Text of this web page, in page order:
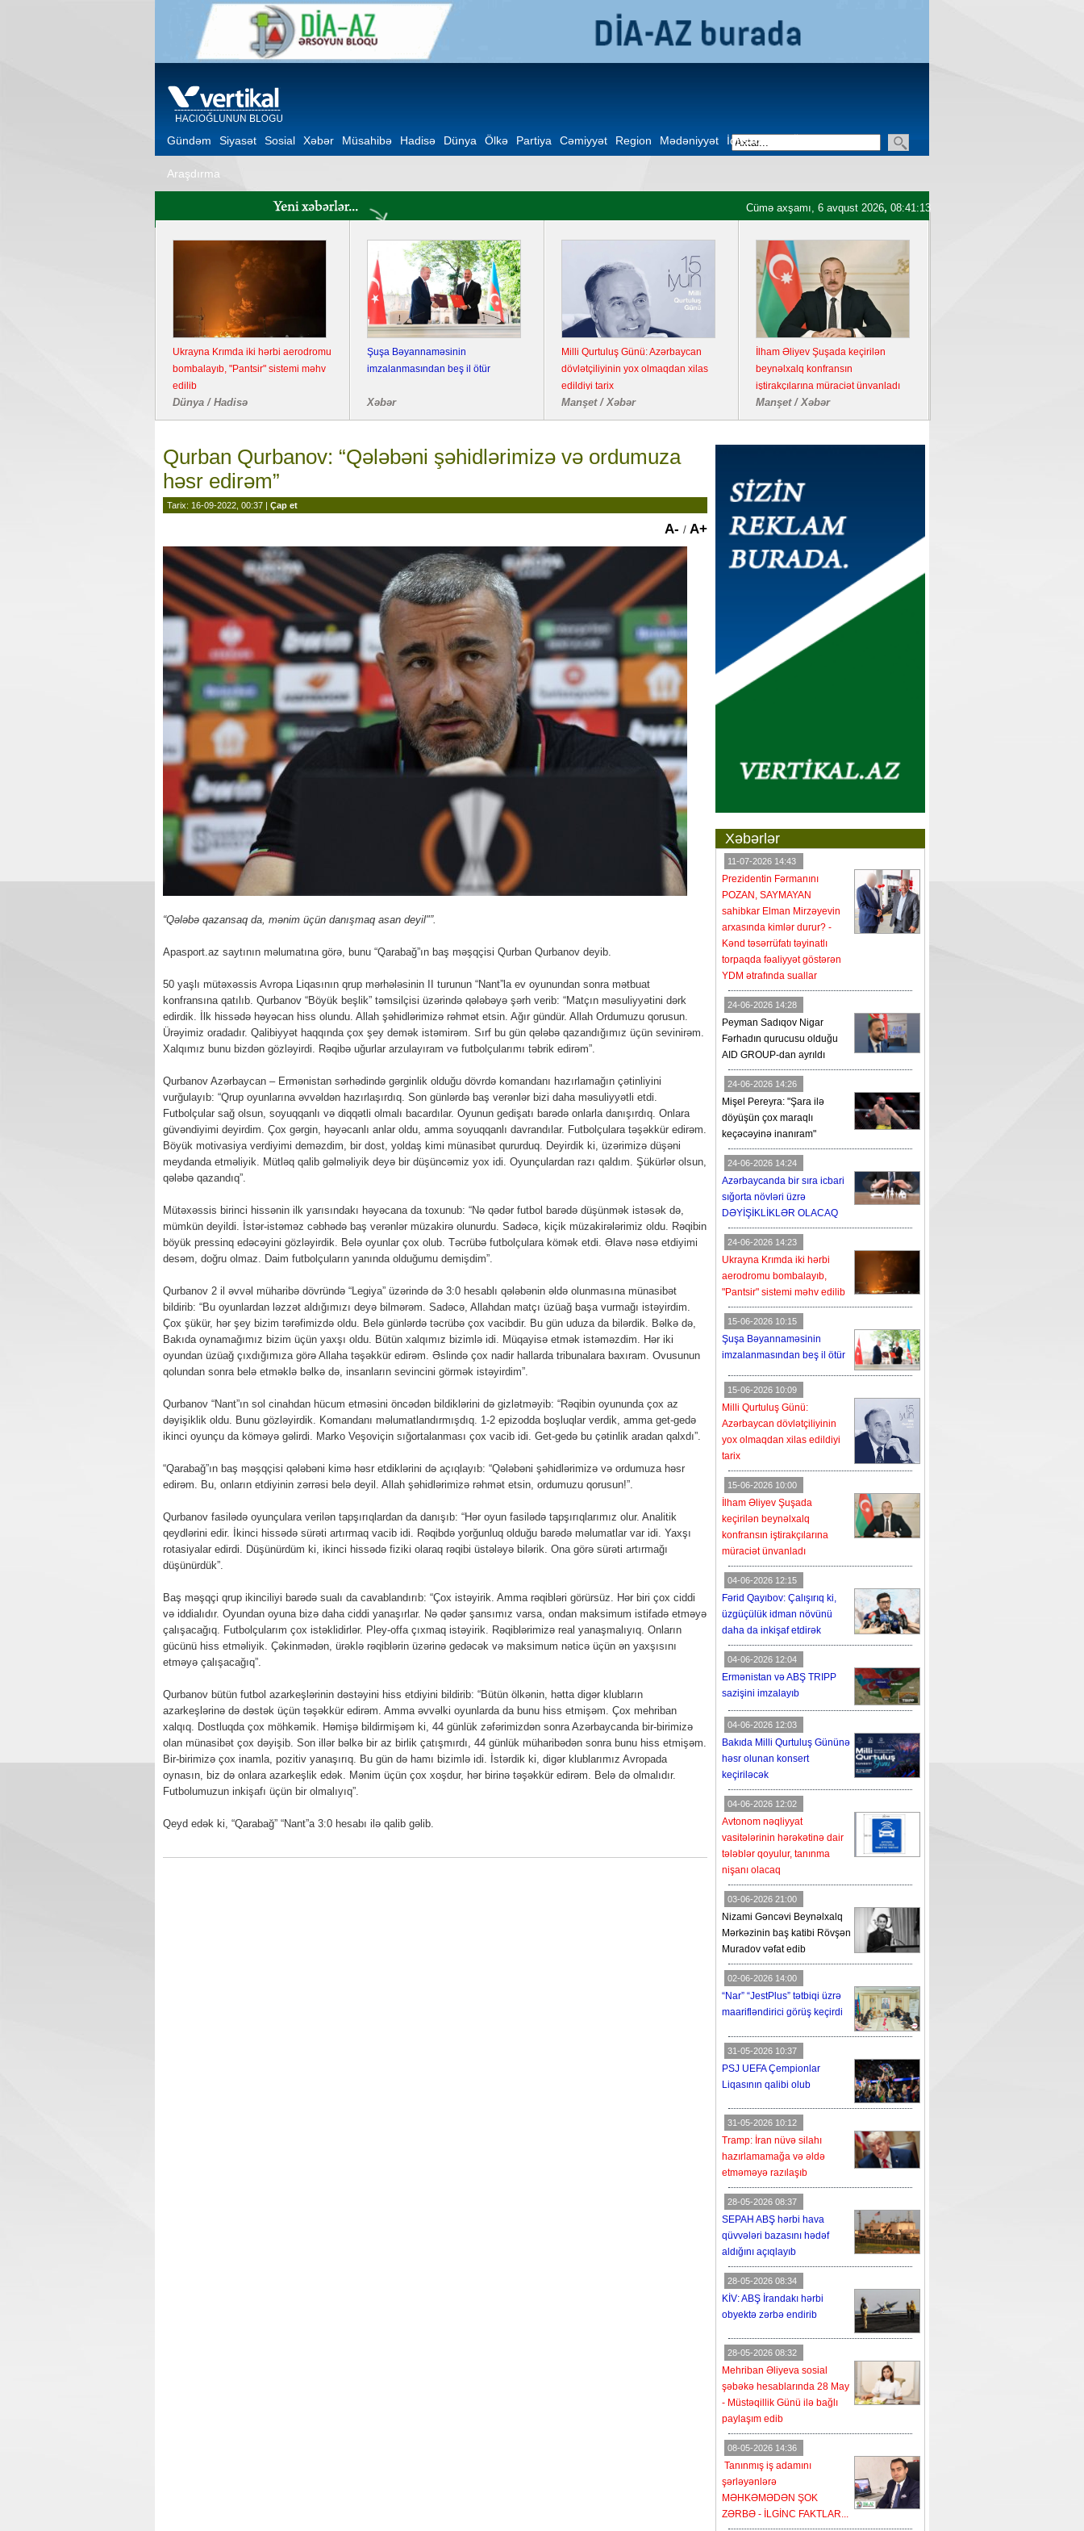
Gündəm Siyasət Sosial Xəbər Müsahibə Hadisə Dünya Ölkə Partiya Cəmiyyət Region Mədəniyyət İqtisadiyyat
Araşdırma
Cümə axşamı, 6 avqust 2026, 08:41:14
Ukrayna Krımda iki hərbi aerodromu
bombalayıb, "Pantsir" sistemi məhv
edilib
Dünya / Hadisə
Şuşa Bəyannaməsinin
imzalanmasından beş il ötür
Xəbər
Milli Qurtuluş Günü: Azərbaycan
dövlətçiliyinin yox olmaqdan xilas
edildiyi tarix
Manşet / Xəbər
İlham Əliyev Şuşada keçirilən
beynəlxalq konfransın
iştirakçılarına müraciət ünvanladı
Manşet / Xəbər
Qurban Qurbanov: “Qələbəni şəhidlərimizə və ordumuza
həsr edirəm”
Tarix: 16-09-2022, 00:37 | Çap et
A- / A+
“Qələbə qazansaq da, mənim üçün danışmaq asan deyil"”.
Apasport.az saytının məlumatına görə, bunu “Qarabağ”ın baş məşqçisi Qurban Qurbanov deyib.
50 yaşlı mütəxəssis Avropa Liqasının qrup mərhələsinin II turunun “Nant”la ev oyunundan sonra mətbuat
konfransına qatılıb. Qurbanov “Böyük beşlik” təmsilçisi üzərində qələbəyə şərh verib: “Matçın məsuliyyətini dərk
edirdik. İlk hissədə həyəcan hiss olundu. Allah şəhidlərimizə rəhmət etsin. Ağır gündür. Allah Ordumuzu qorusun.
Ürəyimiz oradadır. Qalibiyyət haqqında çox şey demək istəmirəm. Sırf bu gün qələbə qazandığımız üçün sevinirəm.
Xalqımız bunu bizdən gözləyirdi. Rəqibə uğurlar arzulayıram və futbolçularımı təbrik edirəm”.
Qurbanov Azərbaycan – Ermənistan sərhədində gərginlik olduğu dövrdə komandanı hazırlamağın çətinliyini
vurğulayıb: “Qrup oyunlarına əvvəldən hazırlaşırdıq. Son günlərdə baş verənlər bizi daha məsuliyyətli etdi.
Futbolçular sağ olsun, soyuqqanlı və diqqətli olmalı bacardılar. Oyunun gedişatı barədə onlarla danışırdıq. Onlara
güvəndiyimi deyirdim. Çox gərgin, həyəcanlı anlar oldu, amma soyuqqanlı davrandılar. Futbolçulara təşəkkür edirəm.
Böyük motivasiya verdiyimi deməzdim, bir dost, yoldaş kimi münasibət qururduq. Deyirdik ki, üzərimizə düşəni
meydanda etməliyik. Mütləq qalib gəlməliyik deyə bir düşüncəmiz yox idi. Oyunçulardan razı qaldım. Şükürlər olsun,
qələbə qazandıq”.
Mütəxəssis birinci hissənin ilk yarısındakı həyəcana da toxunub: “Nə qədər futbol barədə düşünmək istəsək də,
mümkün deyildi. İstər-istəməz cəbhədə baş verənlər müzakirə olunurdu. Sadəcə, kiçik müzakirələrimiz oldu. Rəqibin
böyük pressinq edəcəyini gözləyirdik. Belə oyunlar çox olub. Təcrübə futbolçulara kömək etdi. Əlavə nəsə etdiyimi
desəm, doğru olmaz. Daim futbolçuların yanında olduğumu demişdim”.
Qurbanov 2 il əvvəl müharibə dövründə “Legiya” üzərində də 3:0 hesablı qələbənin əldə olunmasına münasibət
bildirib: “Bu oyunlardan ləzzət aldığımızı deyə bilmərəm. Sadəcə, Allahdan matçı üzüağ başa vurmağı istəyirdim.
Çox şükür, hər şey bizim tərəfimizdə oldu. Belə günlərdə təcrübə çox vacibdir. Bu gün uduza da bilərdik. Bəlkə də,
Bakıda oynamağımız bizim üçün yaxşı oldu. Bütün xalqımız bizimlə idi. Müqayisə etmək istəməzdim. Hər iki
oyundan üzüağ çıxdığımıza görə Allaha təşəkkür edirəm. Əslində çox nadir hallarda tribunalara baxıram. Ovusunun
qolundan sonra belə etməklə bəlkə də, insanların sevincini görmək istəyirdim”.
Qurbanov “Nant”ın sol cinahdan hücum etməsini öncədən bildiklərini də gizlətməyib: “Rəqibin oyununda çox az
dəyişiklik oldu. Bunu gözləyirdik. Komandanı məlumatlandırmışdıq. 1-2 epizodda boşluqlar verdik, amma get-gedə
ikinci oyunçu da köməyə gəlirdi. Marko Veşoviçin sığortalanması çox vacib idi. Get-gedə bu çətinlik aradan qalxdı”.
“Qarabağ”ın baş məşqçisi qələbəni kimə həsr etdiklərini də açıqlayıb: “Qələbəni şəhidlərimizə və ordumuza həsr
edirəm. Bu, onların etdiyinin zərrəsi belə deyil. Allah şəhidlərimizə rəhmət etsin, ordumuzu qorusun!”.
Qurbanov fasilədə oyunçulara verilən tapşırıqlardan da danışıb: “Hər oyun fasilədə tapşırıqlarımız olur. Analitik
qeydlərini edir. İkinci hissədə sürəti artırmaq vacib idi. Rəqibdə yorğunluq olduğu barədə məlumatlar var idi. Yaxşı
rotasiyalar edirdi. Düşünürdüm ki, ikinci hissədə fiziki olaraq rəqibi üstələyə bilərik. Ona görə sürəti artırmağı
düşünürdük”.
Baş məşqçi qrup ikinciliyi barədə sualı da cavablandırıb: “Çox istəyirik. Amma rəqibləri görürsüz. Hər biri çox ciddi
və iddialıdır. Oyundan oyuna bizə daha ciddi yanaşırlar. Nə qədər şansımız varsa, ondan maksimum istifadə etməyə
çalışacağıq. Futbolçularım çox istəklidirlər. Pley-offa çıxmaq istəyirik. Rəqiblərimizə real yanaşmalıyıq. Onların
gücünü hiss etməliyik. Çəkinmədən, ürəklə rəqiblərin üzərinə gedəcək və maksimum nəticə üçün ən yaxşısını
etməyə çalışacağıq”.
Qurbanov bütün futbol azarkeşlərinin dəstəyini hiss etdiyini bildirib: “Bütün ölkənin, hətta digər klubların
azarkeşlərinə də dəstək üçün təşəkkür edirəm. Amma əvvəlki oyunlarda da bunu hiss etmişəm. Çox mehriban
xalqıq. Dostluqda çox möhkəmik. Həmişə bildirmişəm ki, 44 günlük zəfərimizdən sonra Azərbaycanda bir-birimizə
olan münasibət çox dəyişib. Son illər bəlkə bir az birlik çatışmırdı, 44 günlük müharibədən sonra bunu hiss etmişəm.
Bir-birimizə çox inamla, pozitiv yanaşırıq. Bu gün də hamı bizimlə idi. İstərdik ki, digər klublarımız Avropada
oynasın, biz də onlara azarkeşlik edək. Mənim üçün çox xoşdur, hər birinə təşəkkür edirəm. Belə də olmalıdır.
Futbolumuzun inkişafı üçün bir olmalıyıq”.
Qeyd edək ki, “Qarabağ” “Nant”a 3:0 hesabı ilə qalib gəlib.
Xəbərlər
11-07-2026 14:43
Prezidentin Fərmanını
POZAN, SAYMAYAN
sahibkar Elman Mirzəyevin
arxasında kimlər durur? -
Kənd təsərrüfatı təyinatlı
torpaqda fəaliyyət göstərən
YDM ətrafında suallar
24-06-2026 14:28
Peyman Sadıqov Nigar
Fərhadın qurucusu olduğu
AID GROUP-dan ayrıldı
24-06-2026 14:26
Mişel Pereyra: "Şara ilə
döyüşün çox maraqlı
keçəcəyinə inanıram"
24-06-2026 14:24
Azərbaycanda bir sıra icbari
sığorta növləri üzrə
DƏYİŞİKLİKLƏR OLACAQ
24-06-2026 14:23
Ukrayna Krımda iki hərbi
aerodromu bombalayıb,
"Pantsir" sistemi məhv edilib
15-06-2026 10:15
Şuşa Bəyannaməsinin
imzalanmasından beş il ötür
15-06-2026 10:09
Milli Qurtuluş Günü:
Azərbaycan dövlətçiliyinin
yox olmaqdan xilas edildiyi
tarix
15-06-2026 10:00
İlham Əliyev Şuşada
keçirilən beynəlxalq
konfransın iştirakçılarına
müraciət ünvanladı
04-06-2026 12:15
Fərid Qayıbov: Çalışırıq ki,
üzgüçülük idman növünü
daha da inkişaf etdirək
04-06-2026 12:04
Ermənistan və ABŞ TRIPP
sazişini imzalayıb
04-06-2026 12:03
Bakıda Milli Qurtuluş Gününə
həsr olunan konsert
keçiriləcək
04-06-2026 12:02
Avtonom nəqliyyat
vasitələrinin hərəkətinə dair
tələblər qoyulur, tanınma
nişanı olacaq
03-06-2026 21:00
Nizami Gəncəvi Beynəlxalq
Mərkəzinin baş katibi Rövşən
Muradov vəfat edib
02-06-2026 14:00
“Nar” “JestPlus” tətbiqi üzrə
maarifləndirici görüş keçirdi
31-05-2026 10:37
PSJ UEFA Çempionlar
Liqasının qalibi olub
31-05-2026 10:12
Tramp: İran nüvə silahı
hazırlamamağa və əldə
etməməyə razılaşıb
28-05-2026 08:37
SEPAH ABŞ hərbi hava
qüvvələri bazasını hədəf
aldığını açıqlayıb
28-05-2026 08:34
KİV: ABŞ İrandakı hərbi
obyektə zərbə endirib
28-05-2026 08:32
Mehriban Əliyeva sosial
şəbəkə hesablarında 28 May
- Müstəqillik Günü ilə bağlı
paylaşım edib
08-05-2026 14:36
Tanınmış iş adamını
şərləyənlərə
MƏHKƏMƏDƏN ŞOK
ZƏRBƏ - İLGİNC FAKTLAR...